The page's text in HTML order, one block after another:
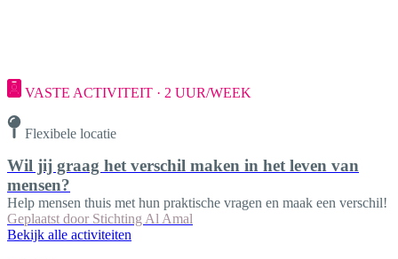
VASTE ACTIVITEIT · 2 UUR/WEEK
Flexibele locatie
Wil jij graag het verschil maken in het leven van
mensen?
Help mensen thuis met hun praktische vragen en maak een verschil!
Geplaatst door Stichting Al Amal
Bekijk alle activiteiten